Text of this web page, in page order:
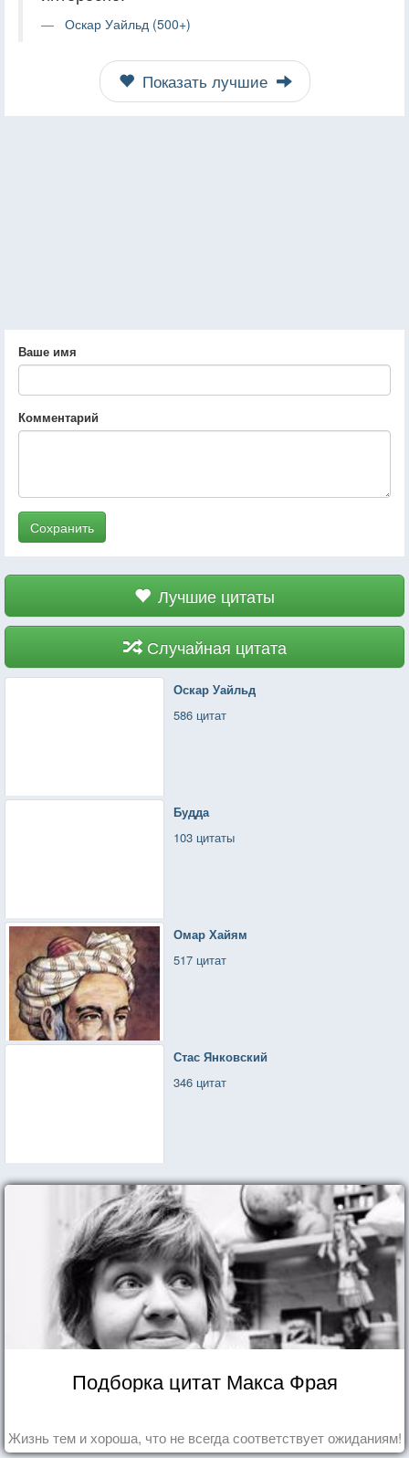
Оскар Уайльд (500+)
Показать лучшие
Ваше имя
Комментарий
Сохранить
Лучшие цитаты
Случайная цитата
Оскар Уайльд
586 цитат
Будда
103 цитаты
Омар Хайям
517 цитат
Стас Янковский
346 цитат
Подборка цитат Макса Фрая
Жизнь тем и хороша, что не всегда соответствует ожиданиям!